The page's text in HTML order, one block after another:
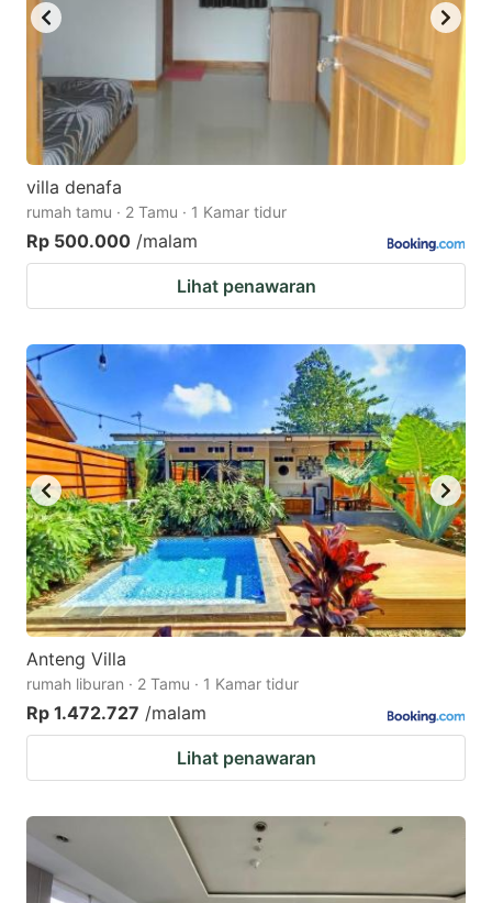
villa denafa
rumah tamu · 2 Tamu · 1 Kamar tidur
Rp 500.000 /malam
Lihat penawaran
Anteng Villa
rumah liburan · 2 Tamu · 1 Kamar tidur
Rp 1.472.727 /malam
Lihat penawaran